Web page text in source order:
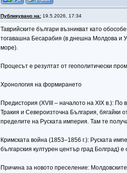
Публикувано на:19.5.2026, 17:34
Таврийските българи възникват като
тогавашна Бесарабия (в днешна Молдова и
море).
Процесът е резултат от геополитически
Хронология на формирането
Предистория (XVIII – началото на XIX в.): По
Тракия и Североизточна България, бягайки
пределите на Руската империя. Там те
Кримската война (1853–1856 г.): Руската
българския културен център град Болград)
Причина за новото преселение: